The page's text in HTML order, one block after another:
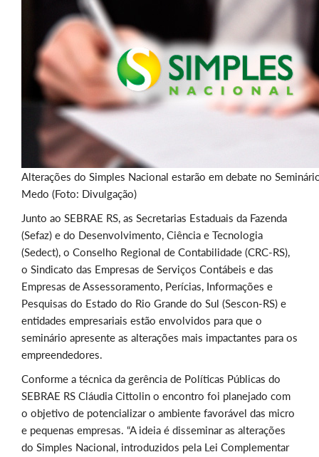
Alterações do Simples Nacional estarão em debate no
Medo (Foto: Divulgação)
Junto ao SEBRAE RS, as Secretarias Estaduais da Fazenda
(Sefaz) e do Desenvolvimento, Ciência e Tecnologia
(Sedect), o Conselho Regional de Contabilidade (CRC-RS),
o Sindicato das Empresas de Serviços Contábeis e das
Empresas de Assessoramento, Perícias, Informações e
Pesquisas do Estado do Rio Grande do Sul (Sescon-RS) e
entidades empresariais estão envolvidos para que o
seminário apresente as alterações mais impactantes para os
empreendedores.
Conforme a técnica da gerência de Políticas Públicas do
SEBRAE RS Cláudia Cittolin o encontro foi planejado com
o objetivo de potencializar o ambiente favorável das micro
e pequenas empresas. “A ideia é disseminar as alterações
do Simples Nacional, introduzidos pela Lei Complementar